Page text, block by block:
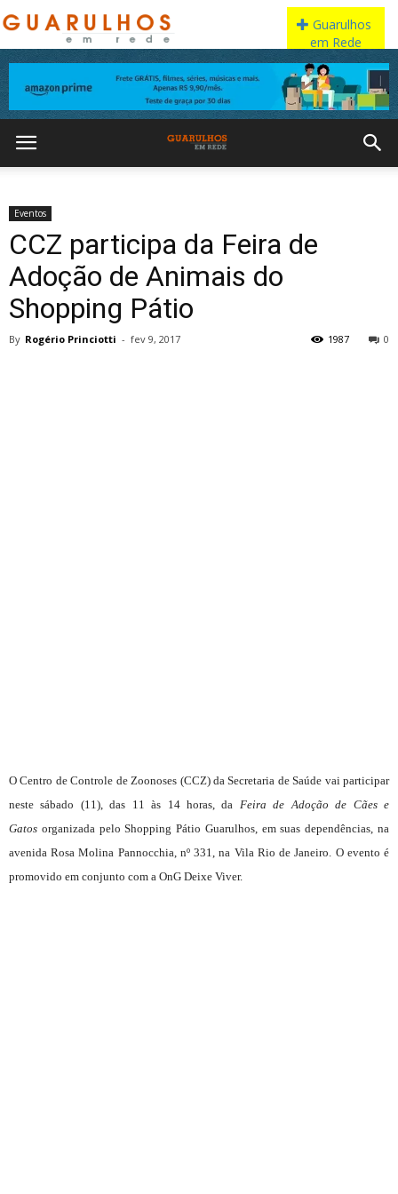
Eventos
CCZ participa da Feira de
Adoção de Animais do
Shopping Pátio
By Rogério Princiotti - fev 9, 2017 0
1987
O Centro de Controle de Zoonoses (CCZ) da Secretaria de Saúde vai participar
neste sábado (11), das 11 às 14 horas, da Feira de Adoção de Cães e
Gatos organizada pelo Shopping Pátio Guarulhos, em suas dependências, na
avenida Rosa Molina Pannocchia, nº 331, na Vila Rio de Janeiro. O evento é
promovido em conjunto com a OnG Deixe Viver.